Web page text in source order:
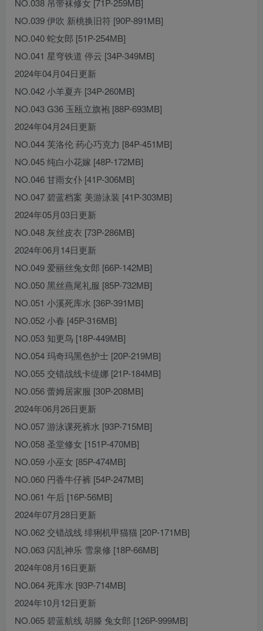
NO.038 吊带袜修女 [71P-259MB]
NO.039 伊吹 新桃换旧符 [90P-891MB]
NO.040 蛇女郎 [51P-254MB]
NO.041 星穹铁道 停云 [34P-349MB]
2024年04月04日更新
NO.042 小羊夏卉 [34P-260MB]
NO.043 G36 玉瓯立旗袍 [88P-693MB]
2024年04月24日更新
NO.044 芙洛伦 药心巧克力 [84P-451MB]
NO.045 纯白小花嫁 [48P-172MB]
NO.046 甘雨女仆 [41P-306MB]
NO.047 碧蓝档案 美游泳装 [41P-303MB]
2024年05月03日更新
NO.048 灰丝皮衣 [73P-286MB]
2024年06月14日更新
NO.049 爱丽丝兔女郎 [66P-142MB]
NO.050 黑丝燕尾礼服 [85P-732MB]
NO.051 小溪死库水 [36P-391MB]
NO.052 小春 [45P-316MB]
NO.053 知更鸟 [18P-449MB]
NO.054 玛奇玛黑色护士 [20P-219MB]
NO.055 交错战线卡缇娜 [21P-184MB]
NO.056 蕾姆居家服 [30P-208MB]
2024年06月26日更新
NO.057 游泳课死裤水 [93P-715MB]
NO.058 圣堂修女 [151P-470MB]
NO.059 小巫女 [85P-474MB]
NO.060 円香牛仔裤 [54P-247MB]
NO.061 午后 [16P-56MB]
2024年07月28日更新
NO.062 交错战线 绯猁机甲猫猫 [20P-171MB]
NO.063 闪乱神乐 雪泉修 [18P-66MB]
2024年08月16日更新
NO.064 死库水 [93P-714MB]
2024年10月12日更新
NO.065 碧蓝航线 胡滕 兔女郎 [126P-999MB]